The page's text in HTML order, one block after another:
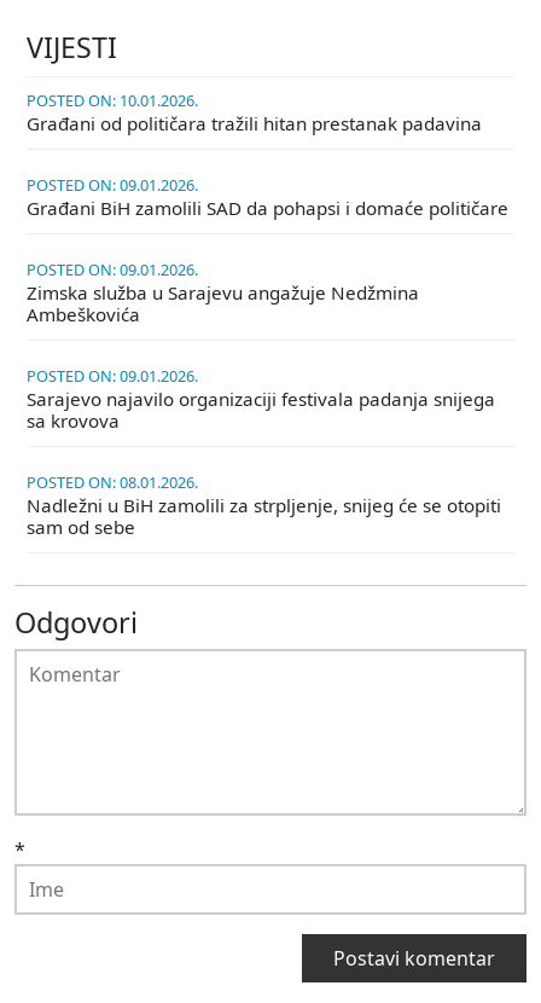
VIJESTI
POSTED ON: 10.01.2026.
Građani od političara tražili hitan prestanak padavina
POSTED ON: 09.01.2026.
Građani BiH zamolili SAD da pohapsi i domaće političare
POSTED ON: 09.01.2026.
Zimska služba u Sarajevu angažuje Nedžmina
Ambeškovića
POSTED ON: 09.01.2026.
Sarajevo najavilo organizaciji festivala padanja snijega
sa krovova
POSTED ON: 08.01.2026.
Nadležni u BiH zamolili za strpljenje, snijeg će se otopiti
sam od sebe
Odgovori
*